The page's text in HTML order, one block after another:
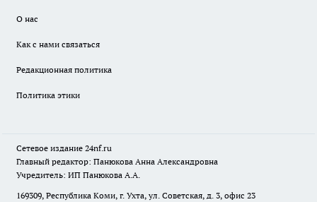
О нас
Как с нами связаться
Редакционная политика
Политика этики
Сетевое издание 24nf.ru
Главный редактор: Панюкова Анна Александровна
Учредитель: ИП Панюкова А.А.
169309, Республика Коми, г. Ухта, ул. Советская, д. 3, офис 23